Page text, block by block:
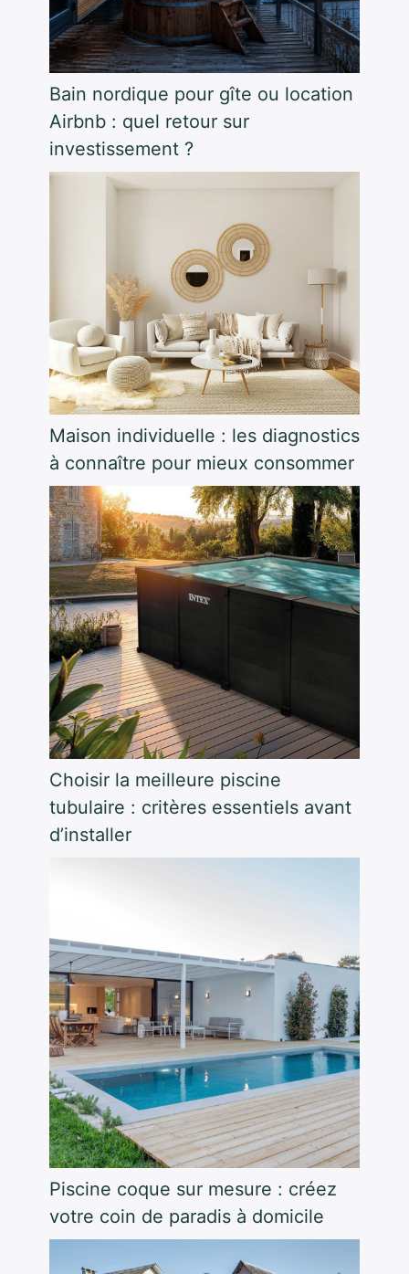
Bain nordique pour gîte ou location
Airbnb : quel retour sur
investissement ?
Maison individuelle : les diagnostics
à connaître pour mieux consommer
Choisir la meilleure piscine
tubulaire : critères essentiels avant
d’installer
Piscine coque sur mesure : créez
votre coin de paradis à domicile